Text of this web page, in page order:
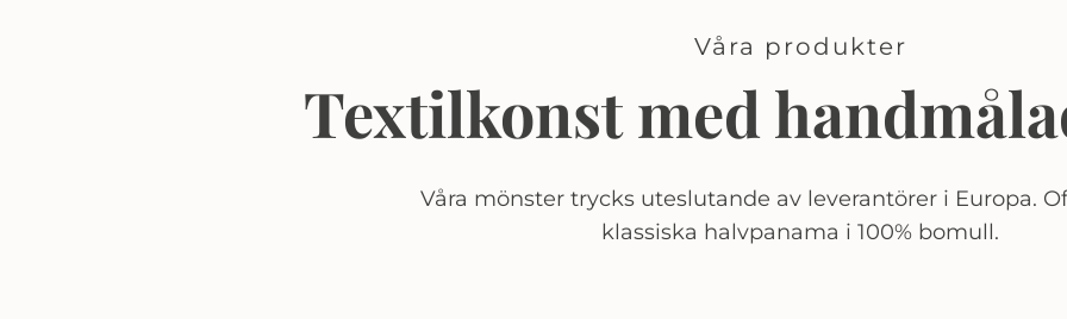
Våra produkter
Textilkonst med
Våra mönster trycks uteslutande av leverantörer i Europa.
klassiska halvpanama i 100% bomull.